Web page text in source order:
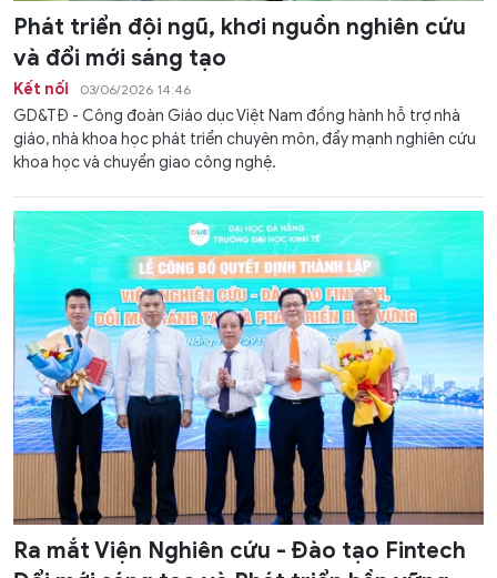
Phát triển đội ngũ, khơi nguồn nghiên cứu
và đổi mới sáng tạo
Kết nối 03/06/2026 14:46
GD&TĐ - Công đoàn Giáo dục Việt Nam đồng hành hỗ trợ nhà
giáo, nhà khoa học phát triển chuyên môn, đẩy mạnh nghiên cứu
khoa học và chuyển giao công nghệ.
Ra mắt Viện Nghiên cứu - Đào tạo Fintech